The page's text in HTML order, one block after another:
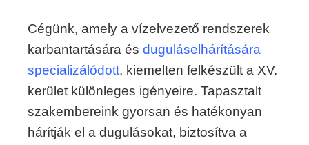
Cégünk, amely a vízelvezető rendszerek
karbantartására és duguláselhárítására
specializálódott, kiemelten felkészült a XV.
kerület különleges igényeire. Tapasztalt
szakembereink gyorsan és hatékonyan
hárítják el a dugulásokat, biztosítva a